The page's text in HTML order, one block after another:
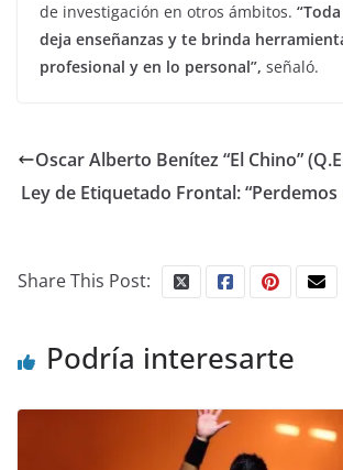
de investigación en otros ámbitos.
deja enseñanzas y te brinda
profesional y en lo personal”, señaló.
Oscar Alberto Benítez “El Chino”
Ley de Etiquetado Frontal:
Share This Post:
Podría interesarte